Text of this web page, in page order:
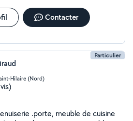
Contacter
Particulier
Hilaire (Nord)